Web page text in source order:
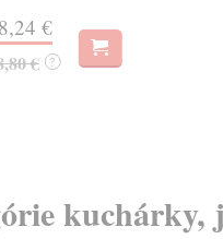
€
€ ?
kuchárky,